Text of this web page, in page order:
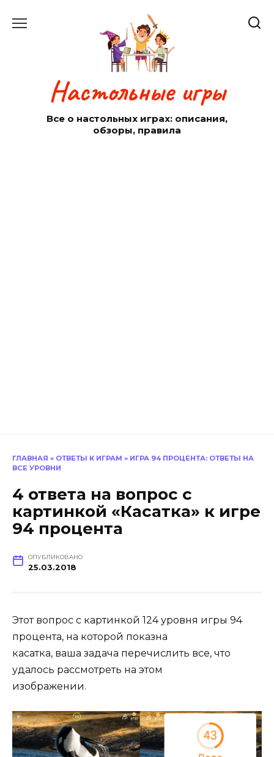
Настольные игры
Все о настольных играх: описания,
обзоры, правила
ГЛАВНАЯ » ОТВЕТЫ К ИГРАМ » ИГРА 94 ПРОЦЕНТА: ОТВЕТЫ НА
ВСЕ УРОВНИ
4 ответа на вопрос с
картинкой «Касатка» к игре
94 процента
ОПУБЛИКОВАНО
25.03.2018
Этот вопрос с картинкой 124 уровня игры 94
процента, на которой показна
касатка, ваша задача перечислить все, что
удалось рассмотреть на этом
изображении.